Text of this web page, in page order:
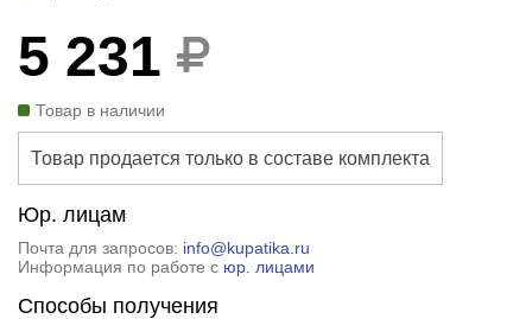
5 231
Товар в наличии
Товар продается только в составе комплекта
Юр. лицам
Почта для запросов: info@kupatika.ru
Информация по работе с юр. лицами
Способы получения